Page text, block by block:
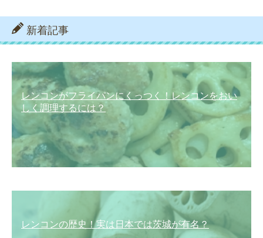
新着記事
レンコンがフライパンにくっつく！レンコンをおい
しく調理するには？
レンコンの歴史！実は日本では茨城が有名？